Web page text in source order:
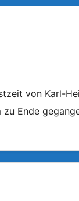
von Karl-
Ende